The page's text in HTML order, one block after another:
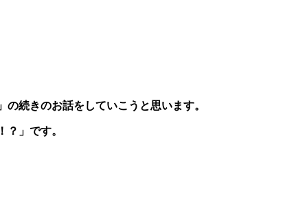
の続きのお話をしていこうと思います。
？」です。